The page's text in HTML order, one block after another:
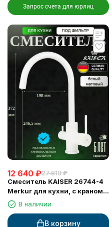
Запрос счета для юрлиц
12 640 ₽27 810 ₽
Смеситель KAISER 26744-4
Merkur для кухни, с краном
для питьевой воды, белый
матовый
В наличии
В корзину